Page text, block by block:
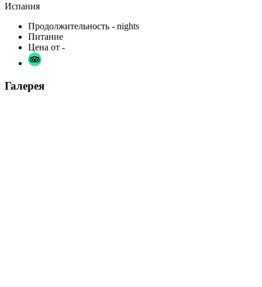
Испания
Продолжительность - nights
Питание
Цена от -
Галерея